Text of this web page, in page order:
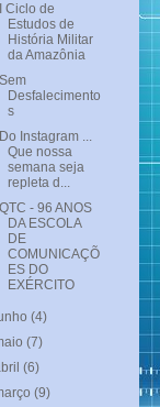
Ciclo de
Estudos de
História Militar
da Amazônia
Desfalecimento
s
Instagram ...
Que nossa
semana seja
repleta d...
- 96 ANOS
DA ESCOLA
DE
COMUNICAÇÕ
ES DO
EXÉRCITO
(4)
(7)
(6)
(9)